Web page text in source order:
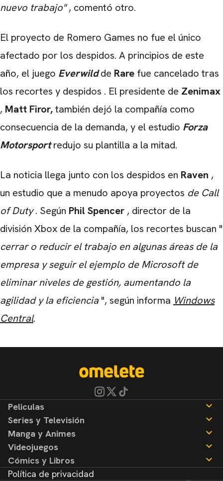
nuevo trabajo", comentó otro.
El proyecto de Romero Games no fue el único
afectado por los despidos. A principios de este
año, el juego Everwildde Rare fue cancelado tras
los recortes y despidos . El presidente de Zenimax
, Matt Firor,también dejó la compañía como
consecuencia de la demanda, y el estudio Forza
Motorsportredujo su plantilla a la mitad.
La noticia llega junto con los despidos en Raven ,
un estudio que a menudo apoya proyectos de Call
of Duty. Según Phil Spencer , director de la
división Xbox de la compañía, los recortes buscan "
cerrar o reducir el trabajo en algunas áreas de la
empresa y seguir el ejemplo de Microsoft de
eliminar niveles de gestión, aumentando la
agilidad y la eficiencia", según informa Windows
Central.
Peliculas
Noticias
Reseñas
Series y Televisión
Noticias
Reseñas
Manga y Animes
Noticias
Reseñas
Videojuegos
Noticias
Reseñas
Cómics y Libros
Política de privacidad